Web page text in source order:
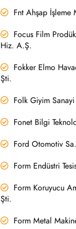
Fnt Ahşap İşleme
Focus Film
Hiz. A.Ş.
Fokker Elmo
Şti.
Folk Giyim
Fonet Bilgi
Ford Otomotiv
Form Endüstri
Form Koruyucu
Şti.
Form Metal